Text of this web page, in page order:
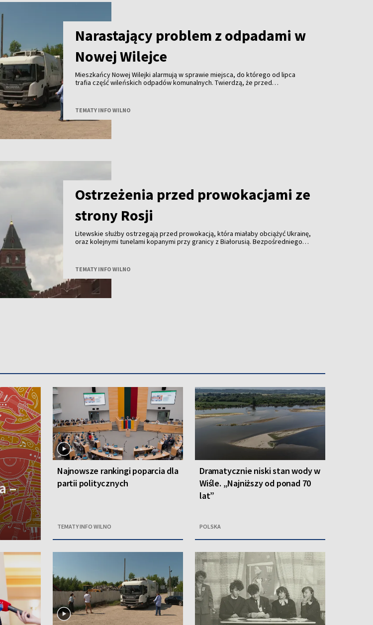
Narastający problem z odpadami w
Nowej Wilejce
Mieszkańcy Nowej Wilejki alarmują w sprawie miejsca, do którego od lipca
trafia część wileńskich odpadów komunalnych. Twierdzą, że przed
TEMATY INFO WILNO
Ostrzeżenia przed prowokacjami ze
strony Rosji
Litewskie służby ostrzegają przed prowokacją, która miałaby obciążyć Ukrainę,
oraz kolejnymi tunelami kopanymi przy granicy z Białorusią. Bezpośredniego
TEMATY INFO WILNO
–
Najnowsze rankingi poparcia dla
partii politycznych
TEMATY INFO WILNO
Dramatycznie niski stan wody w
Wiśle. „Najniższy od ponad 70
lat”
POLSKA